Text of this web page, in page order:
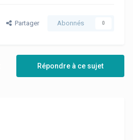
Partager Abonnés 0
Répondre à ce sujet